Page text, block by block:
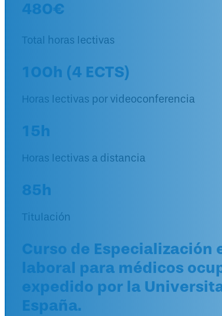
480€
Total horas lectivas
100h (4 ECTS)
Horas lectivas por videoconferencia
15h
Horas lectivas a distancia
85h
Titulación
Curso de Especialización
laboral para médicos
expedido por la
España.